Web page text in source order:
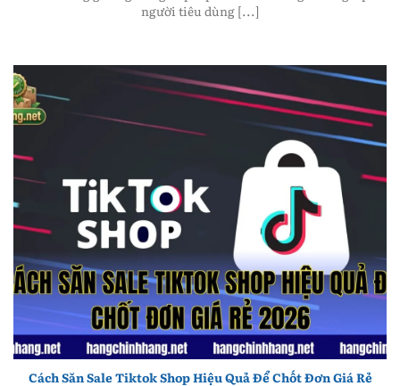
người tiêu dùng [...]
Cách Săn Sale Tiktok Shop Hiệu Quả Để Chốt Đơn Giá
Rẻ 2026
Cách Săn Sale Tiktok Shop Hiệu Quả Để Chốt Đơn Giá Rẻ